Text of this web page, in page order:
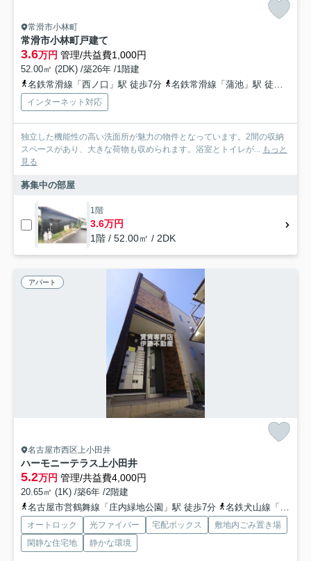
常滑市小林町
常滑市小林町戸建て
3.6万円 管理/共益費1,000円
52.00㎡ (2DK) /築26年 /1階建
名鉄常滑線「西ノ口」駅 徒歩7分
名鉄常滑線「蒲池」駅 徒歩10分
インターネット対応
独立した機能性の高い洗面所が魅力の物件となっています。2間の収納
スペースがあり、大きな荷物も収められます。浴室とトイレが... もっと
見る
募集中の部屋
1階
3.6万円
1階 / 52.00㎡ / 2DK
アパート
名古屋市西区上小田井
ハーモニーテラス上小田井
5.2万円 管理/共益費4,000円
20.65㎡ (1K) /築6年 /2階建
名古屋市営鶴舞線「庄内緑地公園」駅 徒歩7分
名鉄犬山線「中小田井」駅 徒歩7分
オートロック 光ファイバー 宅配ボックス
敷地内ごみ置き場
閑静な住宅地
静かな環境